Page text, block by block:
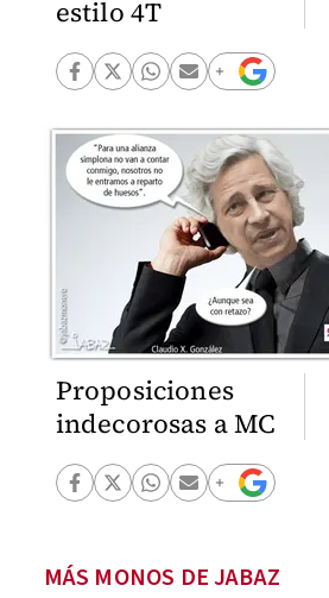
estilo 4T
Proposiciones
indecorosas a MC
MÁS MONOS DE JABAZ